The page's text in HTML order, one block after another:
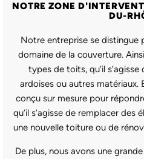
NOTRE ZONE
DU-
Notre entreprise se distingue
domaine de la couverture.
types de toits, qu’il
ardoises ou autres matériaux.
conçu sur mesure pour
qu’il s’agisse de remplacer des
une nouvelle toiture ou de
De plus, nous avons une